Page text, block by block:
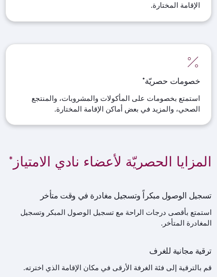
الإقامة المختارة.
خصومات حصريّة*
استمتع بخصومات على المأكولات والمشروبات، والمنتجع
الصحي، والمزيد في بعض أماكن الإقامة المختارة.
المزايا الحصريّة لأعضاء نادي الامتياز*
تسجيل الوصول مبكراً وتسجيل مغادرة في وقت متأخر
استمتع بأقصى درجات الراحة مع تسجيل الوصول المبكر وتسجيل
المغادرة المتأخر.
ترقية مجانية للغرف
قم بالترقية إلى فئة الغرفة الأرقى في مكان الإقامة الذي اخترته.